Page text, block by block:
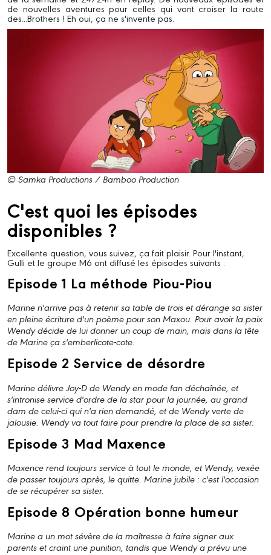
de nouvelles aventures pour celles qui vont croiser la route
des...Brothers ! Eh oui, ça ne s'invente pas.
© Samka Productions / Bamboo Production
C'est quoi les épisodes
disponibles ?
Excellente question, vous suivez, ça fait plaisir. Pour l'instant,
Gulli et le groupe M6 ont diffusé les épisodes suivants :
Episode 1 La méthode Piou-Piou
Marine n'arrive pas à retenir sa table de trois et dérange sa sister
en pleine écriture d'un poème pour son Maxou. Pour avoir la paix
Wendy décide de lui donner un coup de main, mais dans la tête
de Marine ça s'emberlicote-cote.
Episode 2 Service de désordre
Marine délivre Joy-D de Wendy en mode fan déchaînée, et
s'intronise service d'ordre de la star pour la journée, au grand
dam de celui-ci qui n'a rien demandé, et de Wendy verte de
jalousie. Wendy va tout faire pour prendre la place de sa sister.
Episode 3 Mad Maxence
Maxence rend toujours service à tout le monde, et Wendy, vexée
de passer toujours après, le quitte. Marine jubile : c'est l'occasion
de se récupérer sa sister.
Episode 8 Opération bonne humeur
Marine a un mot sévère de la maîtresse à faire signer aux
parents et craint une punition, tandis que Wendy a prévu une